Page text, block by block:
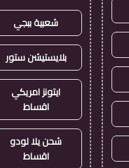
شعبية ببجي
بلايستيشن ستور
ايتونز امريكي
اقساط
شحن يلا لودو
اقساط